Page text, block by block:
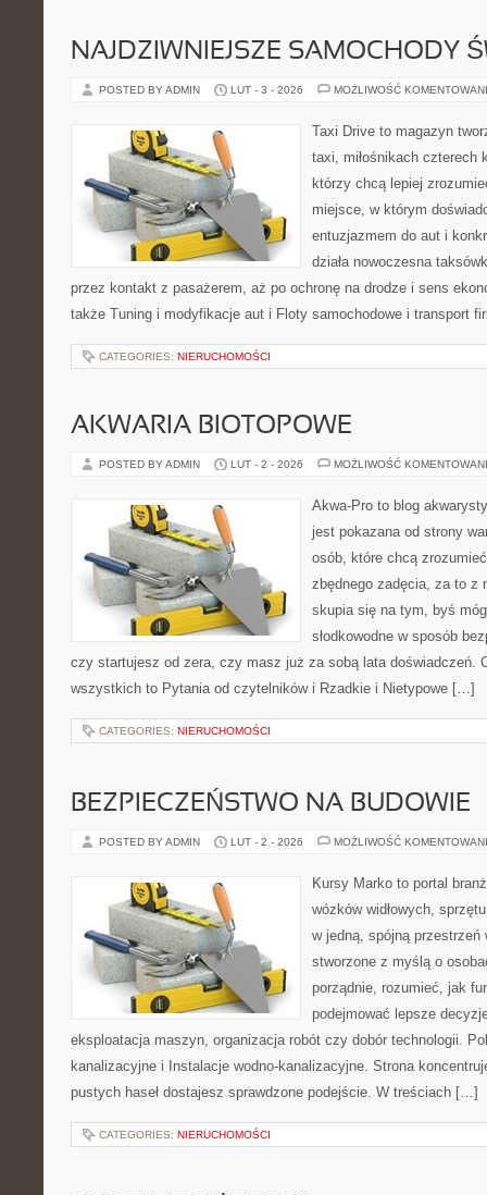
NAJDZIWNIEJSZE SAMOCHODY
POSTED BY ADMIN LUT - 3 - 2026 MOŻLIWOŚĆ
Taxi Drive to magazyn
taxi, miłośnikach czterech
którzy chcą lepiej
miejsce, w którym
entuzjazmem do aut i
działa nowoczesna
przez kontakt z pasażerem, aż po ochronę na drodze i sens
także Tuning i modyfikacje aut i Floty samochodowe i transport
CATEGORIES: NIERUCHOMOŚCI
AKWARIA BIOTOPOWE
POSTED BY ADMIN LUT - 2 - 2026 MOŻLIWOŚĆ
Akwa-Pro to blog
jest pokazana od strony
osób, które chcą
zbędnego zadęcia, za to z
skupia się na tym, byś
słodkowodne w sposób
czy startujesz od zera, czy masz już za sobą lata doświadczeń.
wszystkich to Pytania od czytelników i Rzadkie i Nietypowe […]
CATEGORIES: NIERUCHOMOŚCI
BEZPIECZEŃSTWO NA BUDOWIE
POSTED BY ADMIN LUT - 2 - 2026 MOŻLIWOŚĆ
Kursy Marko to portal
wózków widłowych,
w jedną, spójną przestrzeń
stworzone z myślą o
porządnie, rozumieć, jak
podejmować lepsze
eksploatacja maszyn, organizacja robót czy dobór technologii.
kanalizacyjne i Instalacje wodno-kanalizacyjne. Strona
pustych haseł dostajesz sprawdzone podejście. W treściach […]
CATEGORIES: NIERUCHOMOŚCI